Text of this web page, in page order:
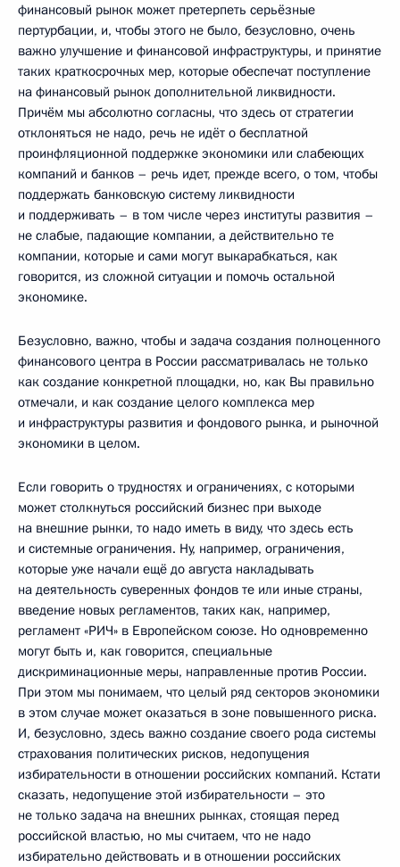
финансовый рынок может претерпеть серьёзные
пертурбации, и, чтобы этого не было, безусловно, очень
важно улучшение и финансовой инфраструктуры, и принятие
таких краткосрочных мер, которые обеспечат поступление
на финансовый рынок дополнительной ликвидности.
Причём мы абсолютно согласны, что здесь от стратегии
отклоняться не надо, речь не идёт о бесплатной
проинфляционной поддержке экономики или слабеющих
компаний и банков – речь идет, прежде всего, о том, чтобы
поддержать банковскую систему ликвидности
и поддерживать – в том числе через институты развития –
не слабые, падающие компании, а действительно те
компании, которые и сами могут выкарабкаться, как
говорится, из сложной ситуации и помочь остальной
экономике.
Безусловно, важно, чтобы и задача создания полноценного
финансового центра в России рассматривалась не только
как создание конкретной площадки, но, как Вы правильно
отмечали, и как создание целого комплекса мер
и инфраструктуры развития и фондового рынка, и рыночной
экономики в целом.
Если говорить о трудностях и ограничениях, с которыми
может столкнуться российский бизнес при выходе
на внешние рынки, то надо иметь в виду, что здесь есть
и системные ограничения. Ну, например, ограничения,
которые уже начали ещё до августа накладывать
на деятельность суверенных фондов те или иные страны,
введение новых регламентов, таких как, например,
регламент «РИЧ» в Европейском союзе. Но одновременно
могут быть и, как говорится, специальные
дискриминационные меры, направленные против России.
При этом мы понимаем, что целый ряд секторов экономики
в этом случае может оказаться в зоне повышенного риска.
И, безусловно, здесь важно создание своего рода системы
страхования политических рисков, недопущения
избирательности в отношении российских компаний. Кстати
сказать, недопущение этой избирательности – это
не только задача на внешних рынках, стоящая перед
российской властью, но мы считаем, что не надо
избирательно действовать и в отношении российских